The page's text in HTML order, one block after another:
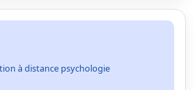
à distance psychologie